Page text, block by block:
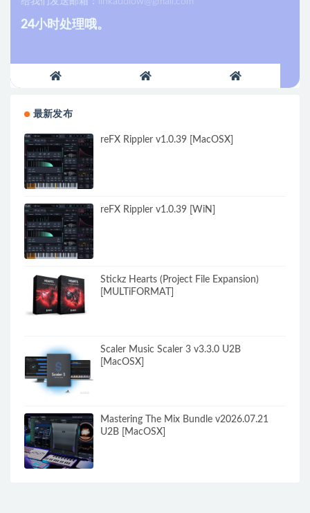
24小时处理哦。
最新发布
reFX Rippler v1.0.39 [MacOSX]
reFX Rippler v1.0.39 [WiN]
Stickz Hearts (Project File Expansion)
[MULTiFORMAT]
Scaler Music Scaler 3 v3.3.0 U2B
[MacOSX]
Mastering The Mix Bundle v2026.07.21
U2B [MacOSX]